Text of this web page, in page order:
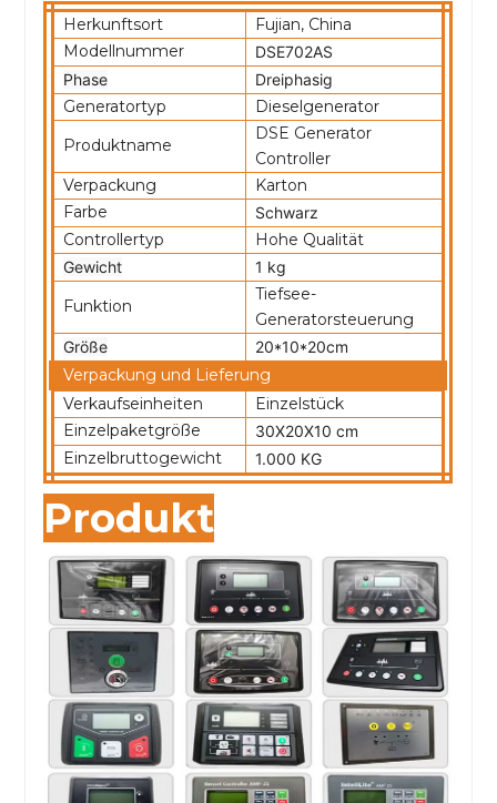
Herkunftsort
Fujian, China
Modellnummer
DSE702AS
Phase
Dreiphasig
Generatortyp
Dieselgenerator
Produktname
DSE Generator
Controller
Verpackung
Karton
Farbe
Schwarz
Controllertyp Hohe Qualität
Gewicht 1 kg
Funktion
Tiefsee-
Generatorsteuerung
Größe 20*10*20cm
Verpackung und Lieferung
Verkaufseinheiten
Einzelstück
Einzelpaketgröße
30X20X10 cm
Einzelbruttogewicht 1.000 KG
Produkt